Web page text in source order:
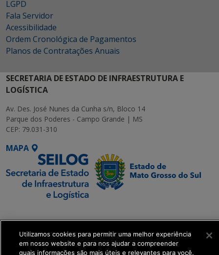
LGPD
Fala Servidor
Acessibilidade
Ordem Cronológica de Pagamentos
Planos de Contratações Anuais
SECRETARIA DE ESTADO DE INFRAESTRUTURA E
LOGÍSTICA
Av. Des. José Nunes da Cunha s/n, Bloco 14
Parque dos Poderes - Campo Grande | MS
CEP: 79.031-310
MAPA
Executiva de
Transformação Digital
Utilizamos cookies para permitir uma melhor experiência
em nosso website e para nos ajudar a compreender
quais informações são mais úteis e relevantes para você.